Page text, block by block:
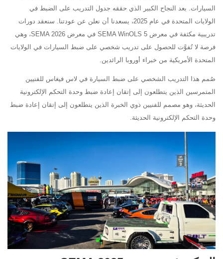
السيارات. بعد النجاح الكبير الذي حققه جدول التدريب على الضبط في
الولايات المتحدة في عام 2025، يسعدنا أن نعلن عن عودتنا. سنعقد دورات
تدريبية مكثفة في معرض SEMA WinOLS 5 في معرض SEMA 2026، وهي
فرصة لا تُفوَّت للحصول على تدريب شخصي على ضبط السيارات في الولايات
المتحدة الأمريكية من خبراء أوروبا الرائدين.
صُمم هذا التدريب الشخصي على ضبط السيارة في لاس فيغاس للفنيين
المتمرسين الذين يتطلعون إلى إتقان إعادة ضبط وحدة التحكم الإلكترونية
الحديثة، وهو مصمم للفنيين ذوي الخبرة الذين يتطلعون إلى إتقان إعادة ضبط
وحدة التحكم الإلكترونية الحديثة.